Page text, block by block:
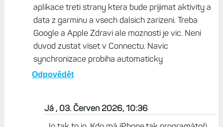
aplikace treti strany ktera bude prijimat aktivity a
data z garminu a vsech dalsich zarizeni. Treba
Google a Apple Zdravi ale moznosti je vic. Neni
duvod zustat viset v Connectu. Navic
synchronizace probiha automaticky
Odpovědět
Já , 03. Červen 2026, 10:36